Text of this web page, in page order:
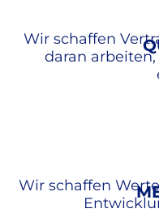
Wir schaffen
daran
Wir schaffen